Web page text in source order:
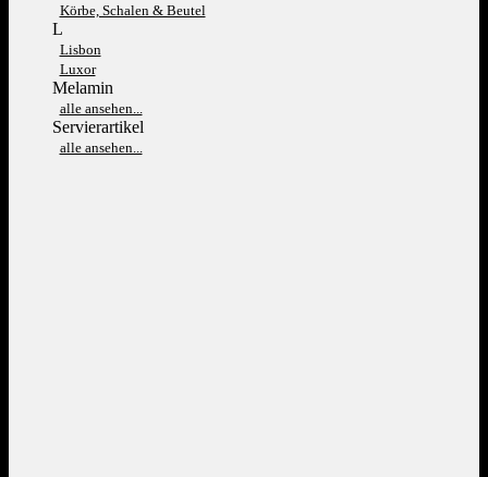
Körbe, Schalen & Beutel
L
Lisbon
Luxor
Melamin
alle ansehen...
Servierartikel
alle ansehen...